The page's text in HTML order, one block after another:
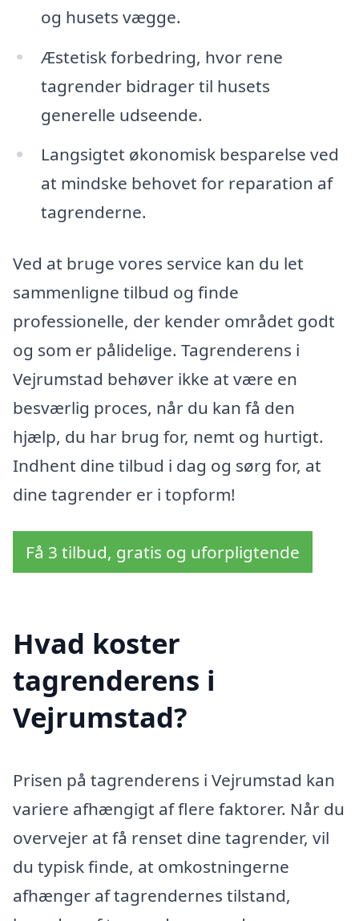
og husets vægge.
Æstetisk forbedring, hvor rene
tagrender bidrager til husets
generelle udseende.
Langsigtet økonomisk besparelse ved
at mindske behovet for reparation af
tagrenderne.
Ved at bruge vores service kan du let
sammenligne tilbud og finde
professionelle, der kender området godt
og som er pålidelige. Tagrenderens i
Vejrumstad behøver ikke at være en
besværlig proces, når du kan få den
hjælp, du har brug for, nemt og hurtigt.
Indhent dine tilbud i dag og sørg for, at
dine tagrender er i topform!
Få 3 tilbud, gratis og uforpligtende
Hvad koster
tagrenderens i
Vejrumstad?
Prisen på tagrenderens i Vejrumstad kan
variere afhængigt af flere faktorer. Når du
overvejer at få renset dine tagrender, vil
du typisk finde, at omkostningerne
afhænger af tagrendernes tilstand,